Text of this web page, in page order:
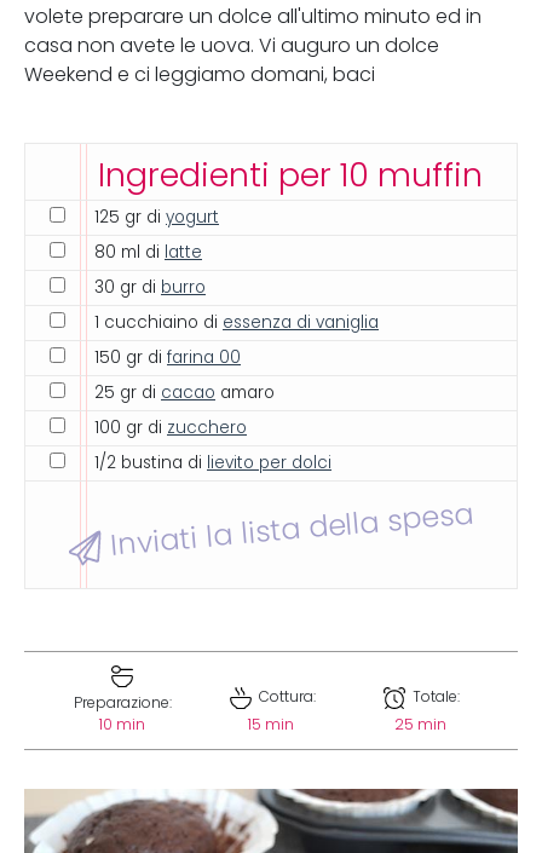
volete preparare un dolce all'ultimo minuto ed in
casa non avete le uova. Vi auguro un dolce
Weekend e ci leggiamo domani, baci
Ingredienti per 10 muffin
125 gr di yogurt
80 ml di latte
30 gr di burro
1 cucchiaino di essenza di vaniglia
150 gr di farina 00
25 gr di cacao amaro
100 gr di zucchero
1/2 bustina di lievito per dolci
Inviati la lista della spesa
Preparazione:
10 min
Cottura:
15 min
Totale:
25 min